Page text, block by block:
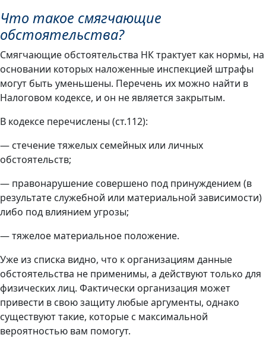
Что такое смягчающие
обстоятельства?
Смягчающие обстоятельства НК трактует как нормы, на
основании которых наложенные инспекцией штрафы
могут быть уменьшены. Перечень их можно найти в
Налоговом кодексе, и он не является закрытым.
В кодексе перечислены (ст.112):
— стечение тяжелых семейных или личных
обстоятельств;
— правонарушение совершено под принуждением (в
результате служебной или материальной зависимости)
либо под влиянием угрозы;
— тяжелое материальное положение.
Уже из списка видно, что к организациям данные
обстоятельства не применимы, а действуют только для
физических лиц. Фактически организация может
привести в свою защиту любые аргументы, однако
существуют такие, которые с максимальной
вероятностью вам помогут.